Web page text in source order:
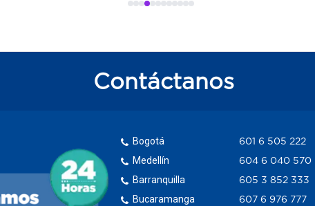
Contáctanos
Bogotá
Medellín
Barranquilla
Bucaramanga
601 6 505 222
604 6 040 570
605 3 852 333
607 6 976 777